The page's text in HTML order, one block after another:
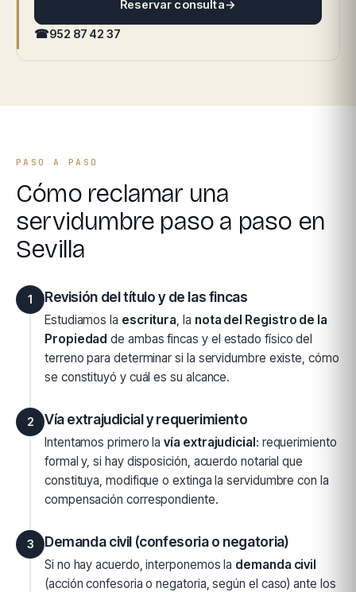
Reservar consulta→
☎952 87 42 37
PASO A PASO
Cómo reclamar una
servidumbre paso a paso en
Sevilla
1 Revisión del título y de las fincas
Estudiamos la escritura, la nota del Registro de la
Propiedad de ambas fincas y el estado físico del
terreno para determinar si la servidumbre existe, cómo
se constituyó y cuál es su alcance.
2 Vía extrajudicial y requerimiento
Intentamos primero lavía extrajudicial: requerimiento
formal y, si hay disposición, acuerdo notarial que
constituya, modifique o extinga la servidumbre con la
compensación correspondiente.
3 Demanda civil (confesoria o negatoria)
Si no hay acuerdo, interponemos la demanda civil
(acción confesoria o negatoria, según el caso) ante los